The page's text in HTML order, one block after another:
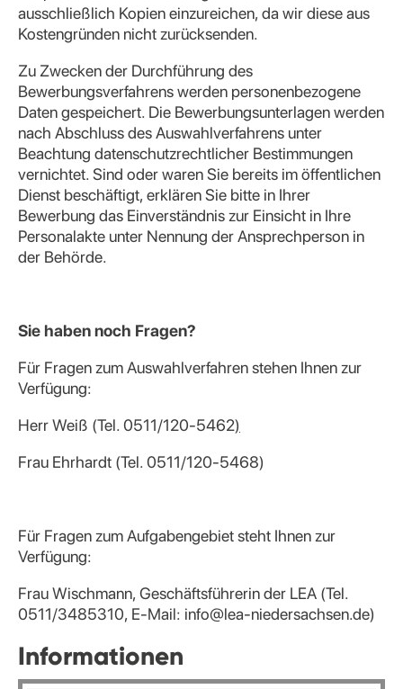
ausschließlich Kopien einzureichen, da wir diese aus
Kostengründen nicht zurücksenden.
Zu Zwecken der Durchführung des
Bewerbungsverfahrens werden personenbezogene
Daten gespeichert. Die Bewerbungsunterlagen werden
nach Abschluss des Auswahlverfahrens unter
Beachtung datenschutzrechtlicher Bestimmungen
vernichtet. Sind oder waren Sie bereits im öffentlichen
Dienst beschäftigt, erklären Sie bitte in Ihrer
Bewerbung das Einverständnis zur Einsicht in Ihre
Personalakte unter Nennung der Ansprechperson in
der Behörde.
Sie haben noch Fragen?
Für Fragen zum Auswahlverfahren stehen Ihnen zur
Verfügung:
Herr Weiß (Tel. 0511/120-5462)
Frau Ehrhardt (Tel. 0511/120-5468)
Für Fragen zum Aufgabengebiet steht Ihnen zur
Verfügung:
Frau Wischmann, Geschäftsführerin der LEA (Tel.
0511/3485310, E-Mail: info@lea-niedersachsen.de)
Informationen